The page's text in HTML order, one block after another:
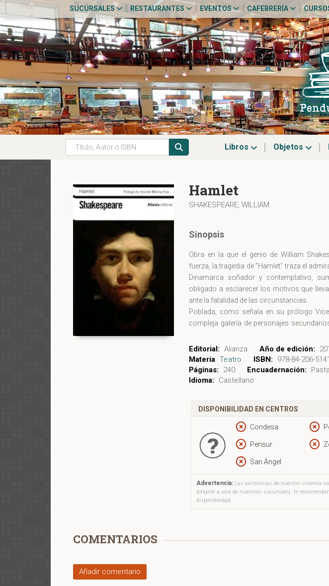
SUCURSALES RESTAURANTES EVENTOS CAFEBRERÍA
Libros Objetos
Hamlet
SHAKESPEARE, WILLIAM
Sinopsis
Obra en la que el genio de William
fuerza, la tragedia de "Hamlet" traza el
Dinamarca soñador y contemplativo,
obligado a esclarecer los motivos que
ante la fatalidad de las circunstancias.
Poblada, como señala en su prólogo
compleja galería de personajes
numerosas expresiones de la obra («ser o
«lo demás es silencio») que han llegado a
ambivalencia y la desorientación del
otro lado, a la sensibilidad de nuestra época.
Editorial: Alianza Año de edición:
Materia Teatro ISBN:
978-84-206-
Páginas:
240 Encuadernación:
Idioma:
Castellano
DISPONIBILIDAD EN CENTROS
Condesa
Perisur
San Ángel
Advertencia: Las existencias de nuestro sistema
dirigirte a una de nuestras sucursales, te
disponibilidad.
COMENTARIOS
Añadir comentario